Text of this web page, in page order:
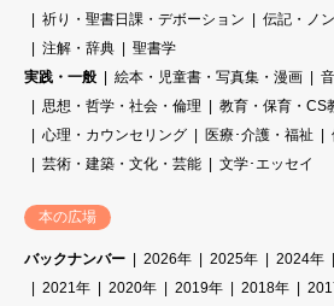
祈り・聖書日課・デボーション
伝記・ノ
注解・辞典
聖書学
実践・一般
絵本・児童書・写真集・漫画
思想・哲学・社会・倫理
教育・保育・CS
心理・カウンセリング
医療･介護・福祉
芸術・建築・文化・芸能
文学･エッセイ
本の広場
バックナンバー 2026年 2025年 2024年
2021年
2020年 2019年 2018年